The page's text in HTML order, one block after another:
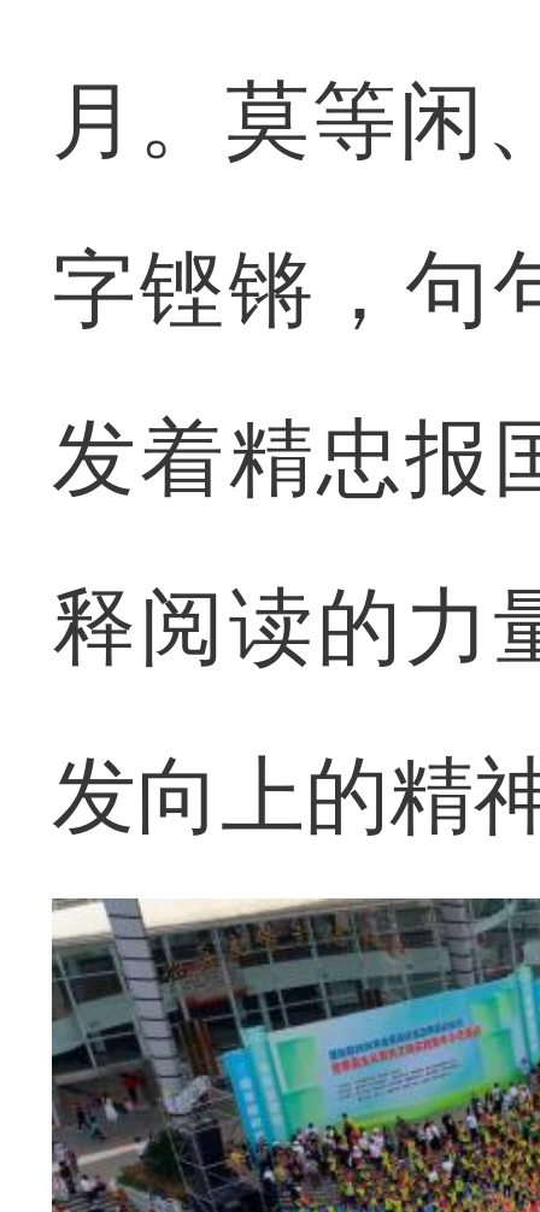
月。莫等闲
字铿锵，句
发着精忠报
释阅读的力
发向上的精